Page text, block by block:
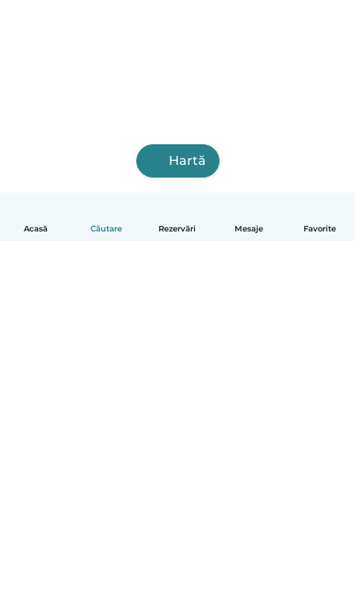
Acasă Căutare Rezervări Mesaje Favorite
Hartă